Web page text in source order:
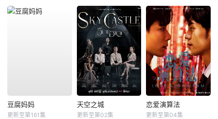
豆腐妈妈
更新至第161集
天空之城
更新至第02集
恋爱演算法
更新至第04集